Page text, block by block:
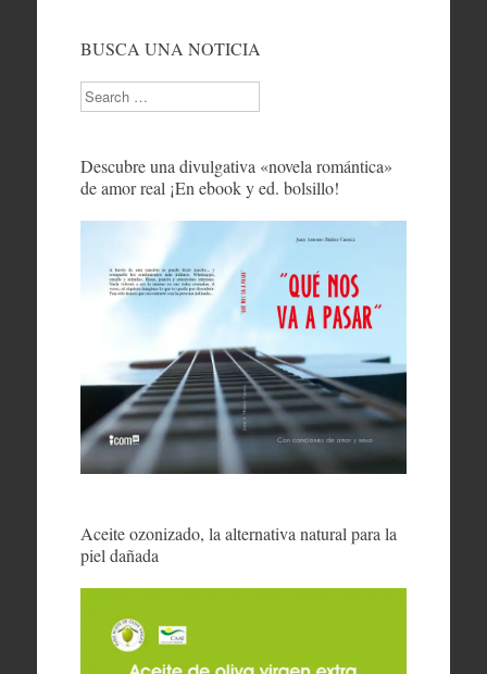
BUSCA UNA NOTICIA
Search
Descubre una divulgativa «novela romántica»
de amor real ¡En ebook y ed. bolsillo!
Aceite ozonizado, la alternativa natural para la
piel dañada